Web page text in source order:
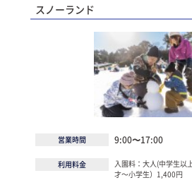
スノーランド
営業時間 9:00〜17:00
利用料金
入園料：大人(中学生以
才〜小学生）1,400円